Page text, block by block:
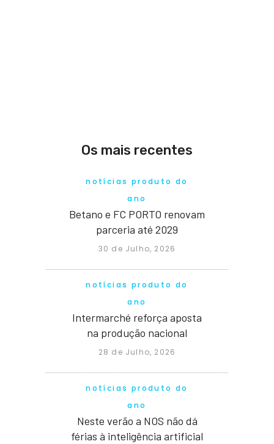
Os mais recentes
notícias produto do
ano
Betano e FC PORTO renovam
parceria até 2029
30 de Julho, 2026
notícias produto do
ano
Intermarché reforça aposta
na produção nacional
28 de Julho, 2026
notícias produto do
ano
Neste verão a NOS não dá
férias à inteligência artificial